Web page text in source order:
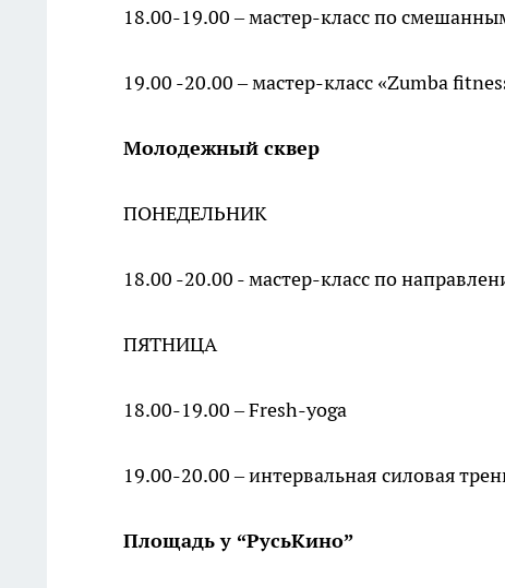
18.00-19.00 – мастер-класс по
19.00 -20.00 – мастер-класс «Zumba
Молодежный сквер
ПОНЕДЕЛЬНИК
18.00 -20.00 - мастер-класс по
ПЯТНИЦА
18.00-19.00 – Fresh-yoga
19.00-20.00 – интервальная силовая
Площадь у “РусьКино”